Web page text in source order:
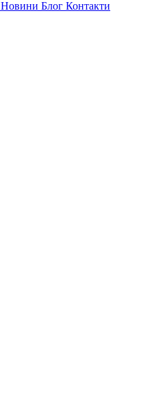
Новини Блог Контакти